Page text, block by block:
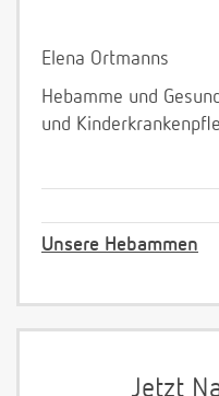
Elena Ortmanns
Hebamme und
und
Unsere Hebammen
Jetzt